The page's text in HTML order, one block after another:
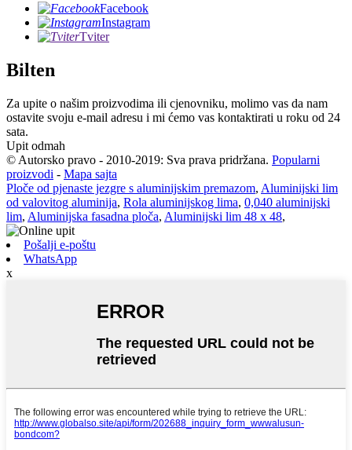
Facebook
Instagram
Tviter
Bilten
Za upite o našim proizvodima ili cjenovniku, molimo vas da nam
ostavite svoju e-mail adresu i mi ćemo vas kontaktirati u roku od 24
sata.
Upit odmah
© Autorsko pravo - 2010-2019: Sva prava pridržana. Popularni
proizvodi - Mapa sajta
Ploče od pjenaste jezgre s aluminijskim premazom, Aluminijski lim
od valovitog aluminija, Rola aluminijskog lima, 0,040 aluminijski
lim, Aluminijska fasadna ploča, Aluminijski lim 48 x 48,
Pošalji e-poštu
WhatsApp
x